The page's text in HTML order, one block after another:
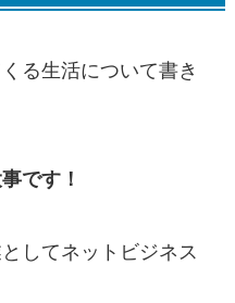
る生活について書き
です！
してネットビジネス